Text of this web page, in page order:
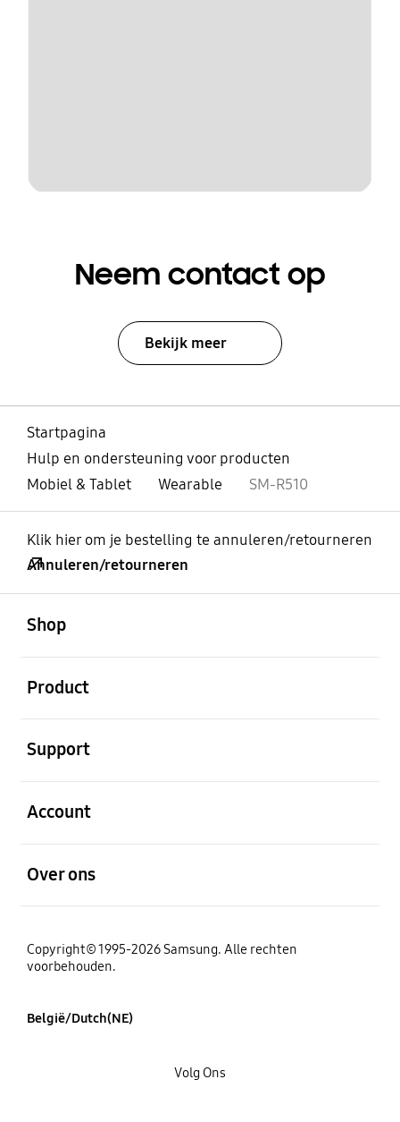
Neem contact op
Bekijk meer
Startpagina
Hulp en ondersteuning voor producten
Mobiel & Tablet
Wearable SM-R510
Klik hier om je bestelling te annuleren/retourneren
Annuleren/retourneren
Shop
Product
Support
Account
Over ons
Copyright© 1995-2026 Samsung. Alle rechten
voorbehouden.
België/Dutch(NE)
Volg Ons